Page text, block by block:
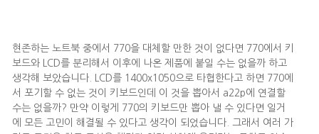
현존하는 노트북 중에서 770을 대체할 만한 것이 없다면 770에서 키
보드와 LCD를 분리해서 이후에 나온 제품에 붙일 수는 없을까 하고
생각해 보았습니다. LCD를 1400x1050으로 타협한다고 하면 770에
서 포기할 수 없는 것이 키보드인데 이 것을 뽑아서 a22p에 연결할
수는 없을까? 만약 이렇게 770의 키보드만 뽑아 낼 수 있다면 일거
에 모든 고민이 해결될 수 있다고 생각이 되었습니다. 그래서 여러 가